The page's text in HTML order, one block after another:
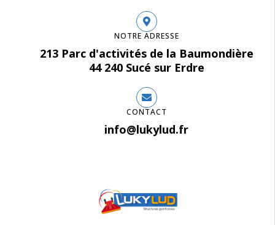
NOTRE ADRESSE
213 Parc d'activités de la Baumondière
44 240 Sucé sur Erdre
CONTACT
info@lukylud.fr